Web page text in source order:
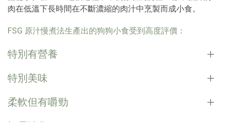
肉在低溫下長時間在不斷濃縮的肉汁中烹製而成小食。
FSG 原汁慢煮法生產出的狗狗小食受到高度評價：
特別有營養
特別美味
柔軟但有嚼勁
極易消化